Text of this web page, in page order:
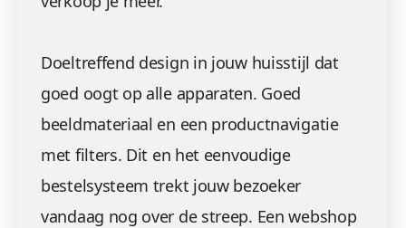
Doeltreffend design in jouw huisstijl dat
goed oogt op alle apparaten. Goed
beeldmateriaal en een productnavigatie
met filters. Dit en het eenvoudige
bestelsysteem trekt jouw bezoeker
vandaag nog over de streep. Een webshop